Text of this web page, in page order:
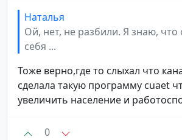
Наталья
Ой, нет, не разбили. Я знаю, что
себя ...
Тоже верно,где то слыхал что
сделала такую программу cuaet
увеличить население и
0